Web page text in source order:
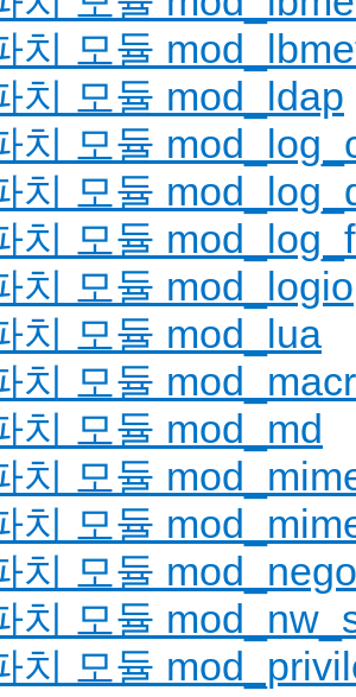
치 모듈
치 모듈 mod_ldap
치 모듈
치 모듈
치 모듈
치 모듈 mod_logio
치 모듈 mod_lua
치 모듈
치 모듈 mod_md
치 모듈
치 모듈
치 모듈
치 모듈
치 모듈